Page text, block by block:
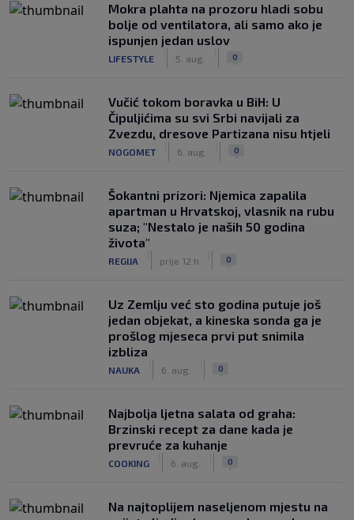
Mokra plahta na prozoru hladi sobu
bolje od ventilatora, ali samo ako je
ispunjen jedan uslov
LIFESTYLE 5. aug. 0
Vučić tokom boravka u BiH: U
Čipuljićima su svi Srbi navijali za
Zvezdu, dresove Partizana nisu htjeli
NOGOMET 6. aug. 0
Šokantni prizori: Njemica zapalila
apartman u Hrvatskoj, vlasnik na rubu
suza; "Nestalo je naših 50 godina
života"
REGIJA prije 12 h 0
Uz Zemlju već sto godina putuje još
jedan objekat, a kineska sonda ga je
prošlog mjeseca prvi put snimila
izbliza
NAUKA 6. aug. 0
Najbolja ljetna salata od graha:
Brzinski recept za dane kada je
prevruće za kuhanje
COOKING 6. aug. 0
Na najtoplijem naseljenom mjestu na